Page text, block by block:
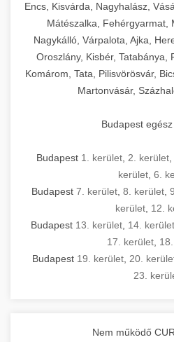
Encs, Kisvárda, Nagyhalász,
Mátészalka, Fehérgyarmat,
Nagykálló, Várpalota, Ajka,
Oroszlány, Kisbér, Tatabánya,
Komárom, Tata, Pilisvörösvár,
Martonvásár,
Budapest
Budapest 1. kerület 2. kerület
kerület 6.
Budapest 7. kerület, 8. kerület,
kerület 12.
Budapest 13. kerület 14. kerület
17. kerület
Budapest 19. kerület 20.
23.
Nem működő